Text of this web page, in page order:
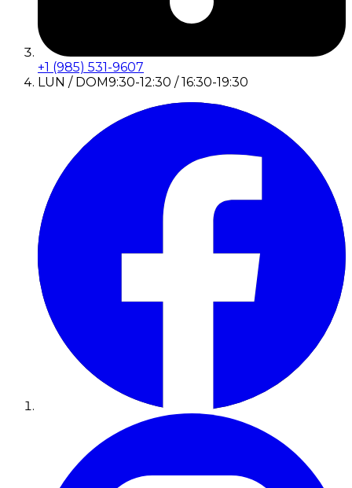
+1 (985) 531-9607
LUN / DOM9:30-12:30 / 16:30-19:30